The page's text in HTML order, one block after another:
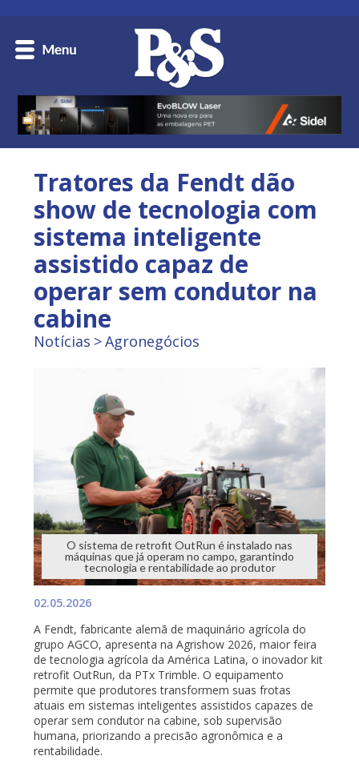
Tratores da Fendt dão
show de tecnologia com
sistema inteligente
assistido capaz de
operar sem condutor na
cabine
Notícias Agronegócios
O sistema de retrofit OutRun é instalado nas
máquinas que já operam no campo, garantindo
tecnologia e rentabilidade ao produtor
02.05.2026
A Fendt, fabricante alemã de maquinário agrícola do
grupo AGCO, apresenta na Agrishow 2026, maior feira
de tecnologia agrícola da América Latina, o inovador kit
retrofit OutRun, da PTx Trimble. O equipamento
permite que produtores transformem suas frotas
atuais em sistemas inteligentes assistidos capazes de
operar sem condutor na cabine, sob supervisão
humana, priorizando a precisão agronômica e a
rentabilidade.